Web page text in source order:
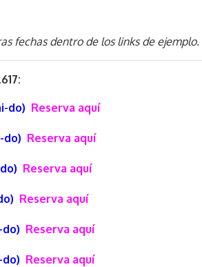
fechas dentro de los links de ejemplo.
do) Reserva aquí
do) Reserva aquí
Reserva aquí
Reserva aquí
do) Reserva aquí
do) Reserva aquí